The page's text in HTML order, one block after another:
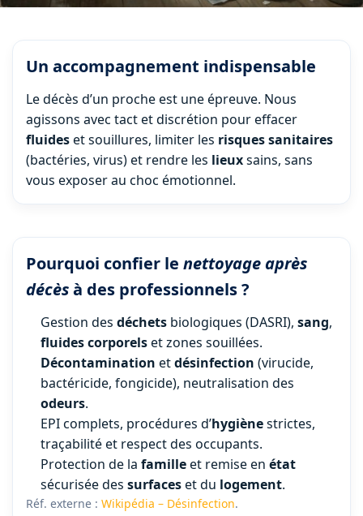
Un accompagnement indispensable
Le décès d’un proche est une épreuve. Nous
agissons avec tact et discrétion pour effacer
fluideset souillures, limiter les risquessanitaires
(bactéries, virus) et rendre les lieuxsains, sans
vous exposer au choc émotionnel.
Pourquoi confier le nettoyage après
décèsà des professionnels ?
Gestion des déchets biologiques (DASRI), sang,
fluidescorporelset zones souillées.
Décontamination etdésinfection (virucide,
bactéricide, fongicide), neutralisation des
odeurs.
EPI complets, procédures d’hygiènestrictes,
traçabilité et respect des occupants.
Protection de la familleet remise en état
sécurisée des surfaceset du logement.
Réf. externe : Wikipédia – Désinfection.